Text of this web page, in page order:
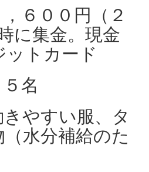
，６００円（２
に集金。現金
トカード
名
きやすい服、タ
水分補給のた